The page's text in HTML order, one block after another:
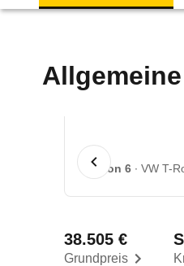
1 von 6 VW T-
Grundpreis
38.505 €